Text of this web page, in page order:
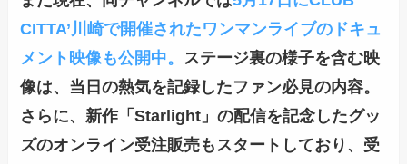
CITTA’川崎で開催されたワンマンライブのドキュ
メント映像も公開中。 ステージ裏の様子を含む映
像は、当日の熱気を記録したファン必見の内容。
さらに、新作「Starlight」の配信を記念したグッ
ズのオンライン受注販売もスタートしており、受